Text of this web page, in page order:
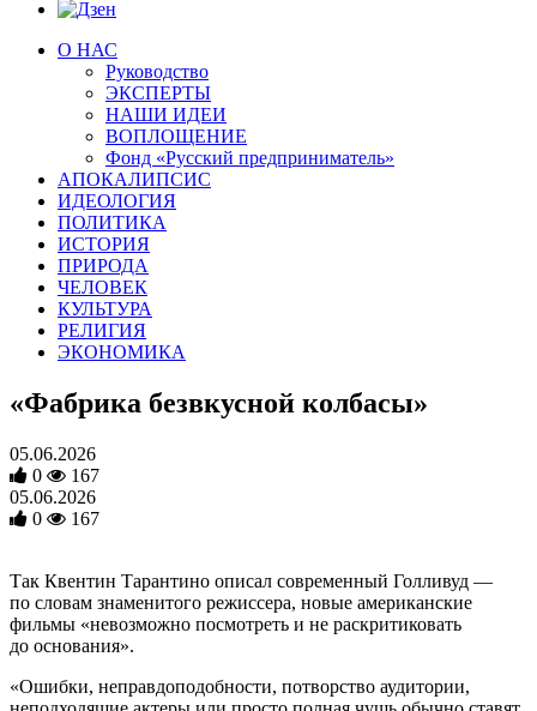
О НАС
Руководство
ЭКСПЕРТЫ
НАШИ ИДЕИ
ВОПЛОЩЕНИЕ
Фонд «Русский предприниматель»
АПОКАЛИПСИС
ИДЕОЛОГИЯ
ПОЛИТИКА
ИСТОРИЯ
ПРИРОДА
ЧЕЛОВЕК
КУЛЬТУРА
РЕЛИГИЯ
ЭКОНОМИКА
«Фабрика безвкусной колбасы»
05.06.2026
0
167
05.06.2026
0
167
Так Квентин Тарантино описал современный Голливуд —
по словам знаменитого режиссера, новые американские
фильмы «невозможно посмотреть и не раскритиковать
до основания».
«Ошибки, неправдоподобности, потворство аудитории,